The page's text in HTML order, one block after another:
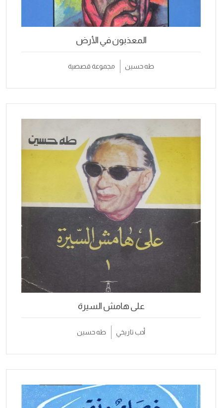
المعذبون في الأرض
طه حسين مجموعة قصصية
على هامش السيرة
أدب تاريخي طه حسين